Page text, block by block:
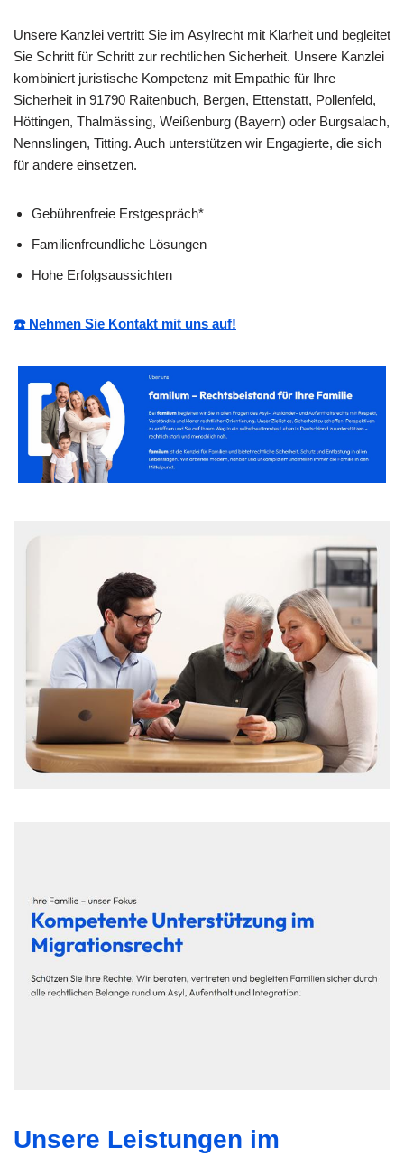
Unsere Kanzlei vertritt Sie im Asylrecht mit Klarheit und begleitet
Sie Schritt für Schritt zur rechtlichen Sicherheit. Unsere Kanzlei
kombiniert juristische Kompetenz mit Empathie für Ihre
Sicherheit in 91790 Raitenbuch, Bergen, Ettenstatt, Pollenfeld,
Höttingen, Thalmässing, Weißenburg (Bayern) oder Burgsalach,
Nennslingen, Titting. Auch unterstützen wir Engagierte, die sich
für andere einsetzen.
Gebührenfreie Erstgespräch*
Familienfreundliche Lösungen
Hohe Erfolgsaussichten
☎️ Nehmen Sie Kontakt mit uns auf!
Unsere Leistungen im